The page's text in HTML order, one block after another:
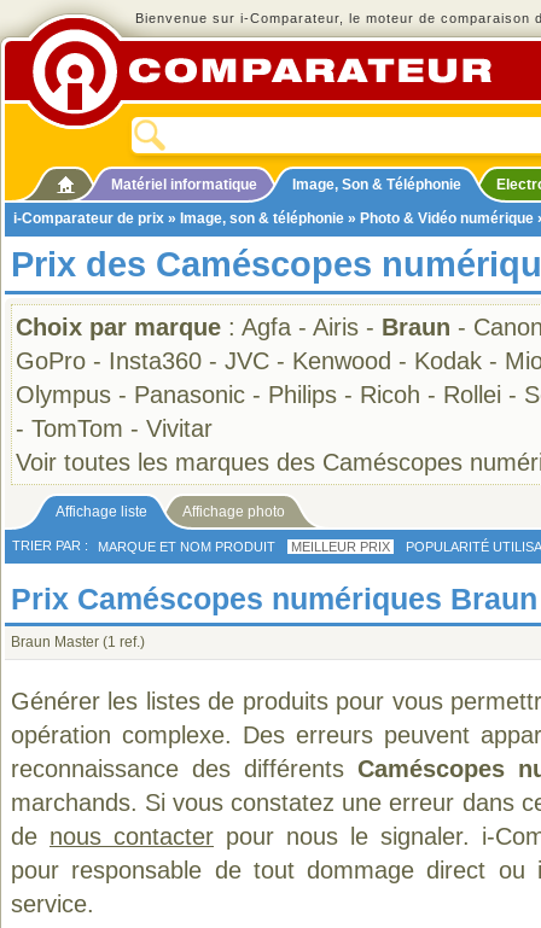
Bienvenue sur i-Comparateur, le moteur de comparaison
Matériel informatique Image, Son & Téléphonie
i-Comparateur de prix » Image, son & téléphonie » Photo & Vidéo numérique
Prix des Caméscopes
Choix par marque : Agfa - Airis - Braun -
GoPro - Insta360 - JVC - Kenwood - Kodak -
Olympus - Panasonic - Philips - Ricoh - Rollei -
- TomTom - Vivitar
Voir toutes les marques des Caméscopes
Affichage liste Affichage photo
TRIER PAR : MARQUE ET NOM PRODUIT MEILLEUR PRIX POPULARITÉ
Prix Caméscopes numériques
Braun Master (1 ref.)
Générer les listes de produits pour vous
opération complexe. Des erreurs peuvent
reconnaissance des différents Caméscopes
marchands. Si vous constatez une erreur dans
de nous contacter pour nous le signaler. i-
pour responsable de tout dommage direct
service.